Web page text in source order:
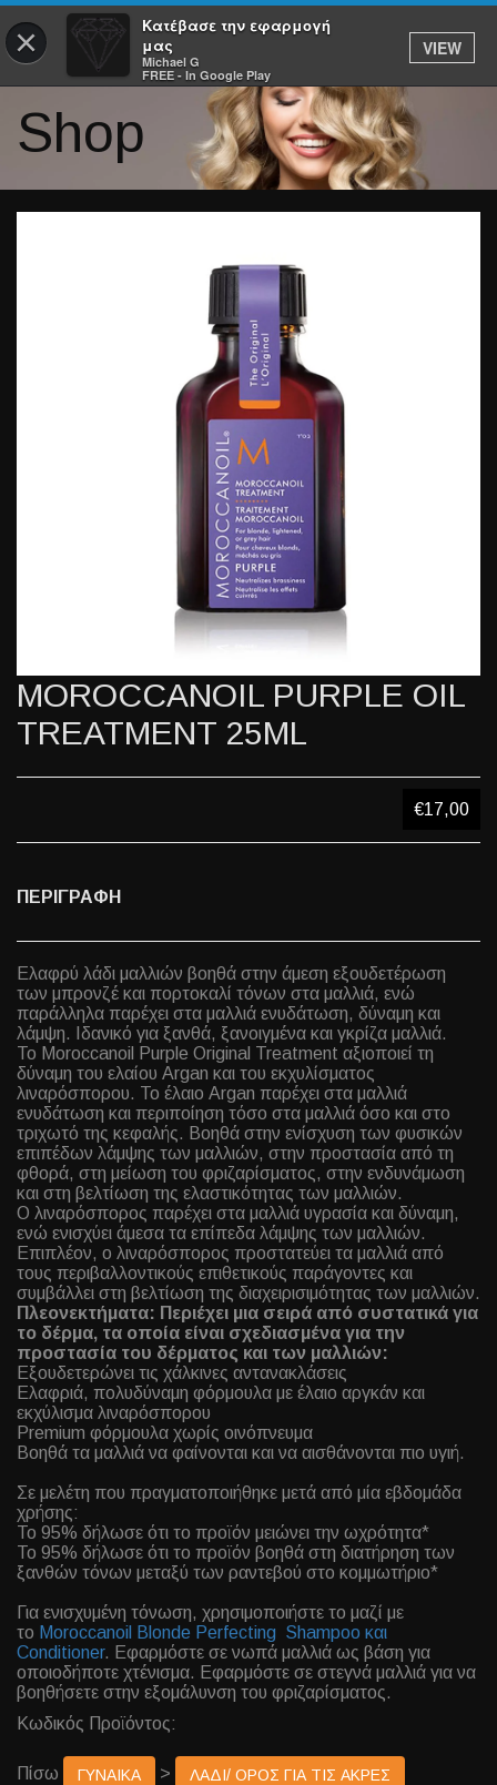
×
Κατέβασε την εφαρμογή
μας
Michael G
FREE - In Google Play
VIEW
Shop
MOROCCANOIL PURPLE OIL
TREATMENT 25ML
€17,00
ΠΕΡΙΓΡΑΦΗ
Ελαφρύ λάδι μαλλιών βοηθά στην άμεση εξουδετέρωση
των μπρονζέ και πορτοκαλί τόνων στα μαλλιά, ενώ
παράλληλα παρέχει στα μαλλιά ενυδάτωση, δύναμη και
λάμψη. Ιδανικό για ξανθά, ξανοιγμένα και γκρίζα μαλλιά.
Το Moroccanoil Purple Original Treatment αξιοποιεί τη
δύναμη του ελαίου Argan και του εκχυλίσματος
λιναρόσπορου. Το έλαιο Argan παρέχει στα μαλλιά
ενυδάτωση και περιποίηση τόσο στα μαλλιά όσο και στο
τριχωτό της κεφαλής. Βοηθά στην ενίσχυση των φυσικών
επιπέδων λάμψης των μαλλιών, στην προστασία από τη
φθορά, στη μείωση του φριζαρίσματος, στην ενδυνάμωση
και στη βελτίωση της ελαστικότητας των μαλλιών.
Ο λιναρόσπορος παρέχει στα μαλλιά υγρασία και δύναμη,
ενώ ενισχύει άμεσα τα επίπεδα λάμψης των μαλλιών.
Επιπλέον, ο λιναρόσπορος προστατεύει τα μαλλιά από
τους περιβαλλοντικούς επιθετικούς παράγοντες και
συμβάλλει στη βελτίωση της διαχειρισιμότητας των μαλλιών.
Πλεονεκτήματα: Περιέχει μια σειρά από συστατικά για
το δέρμα, τα οποία είναι σχεδιασμένα για την
προστασία του δέρματος και των μαλλιών:
Εξουδετερώνει τις χάλκινες αντανακλάσεις
Ελαφριά, πολυδύναμη φόρμουλα με έλαιο αργκάν και
εκχύλισμα λιναρόσπορου
Premium φόρμουλα χωρίς οινόπνευμα
Βοηθά τα μαλλιά να φαίνονται και να αισθάνονται πιο υγιή.
Σε μελέτη που πραγματοποιήθηκε μετά από μία εβδομάδα
χρήσης:
Το 95% δήλωσε ότι το προϊόν μειώνει την ωχρότητα*
Το 95% δήλωσε ότι το προϊόν βοηθά στη διατήρηση των
ξανθών τόνων μεταξύ των ραντεβού στο κομμωτήριο*
Για ενισχυμένη τόνωση, χρησιμοποιήστε το μαζί με
το Moroccanοil Blonde Perfecting Shampoo και
Conditioner. Εφαρμόστε σε νωπά μαλλιά ως βάση για
οποιοδήποτε χτένισμα. Εφαρμόστε σε στεγνά μαλλιά για να
βοηθήσετε στην εξομάλυνση του φριζαρίσματος.
Κωδικός Προϊόντος:
Πίσω ΓΥΝΑΙΚΑ > ΛΑΔΙ/ ΟΡΟΣ ΓΙΑ ΤΙΣ ΑΚΡΕΣ